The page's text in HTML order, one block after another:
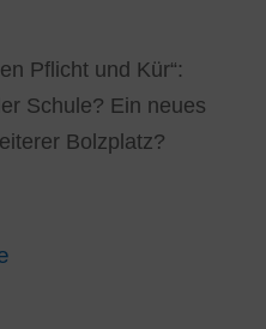
Pflicht und Kür“:
Schule? Ein neues
Bolzplatz?